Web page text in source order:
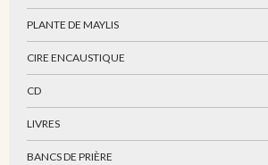
PLANTE DE MAYLIS
CIRE ENCAUSTIQUE
CD
LIVRES
BANCS DE PRIÈRE